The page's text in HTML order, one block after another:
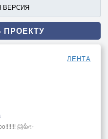
ВЕРСИЯ
ЛЕНТА
🤗👍✨